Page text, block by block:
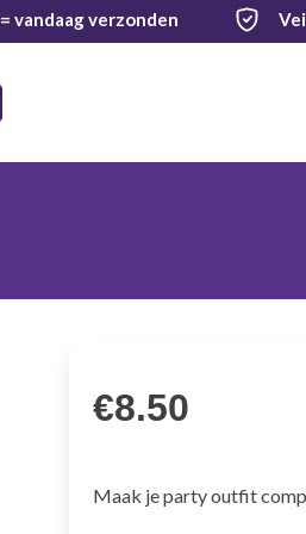
= vandaag verzonden
€8.50
Maak je party outfit